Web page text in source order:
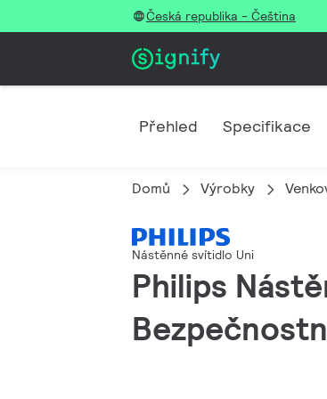
Česká republika - Čeština
Přehled Specifikace
Domů Výrobky
Nástěnné svítidlo Uni
Philips